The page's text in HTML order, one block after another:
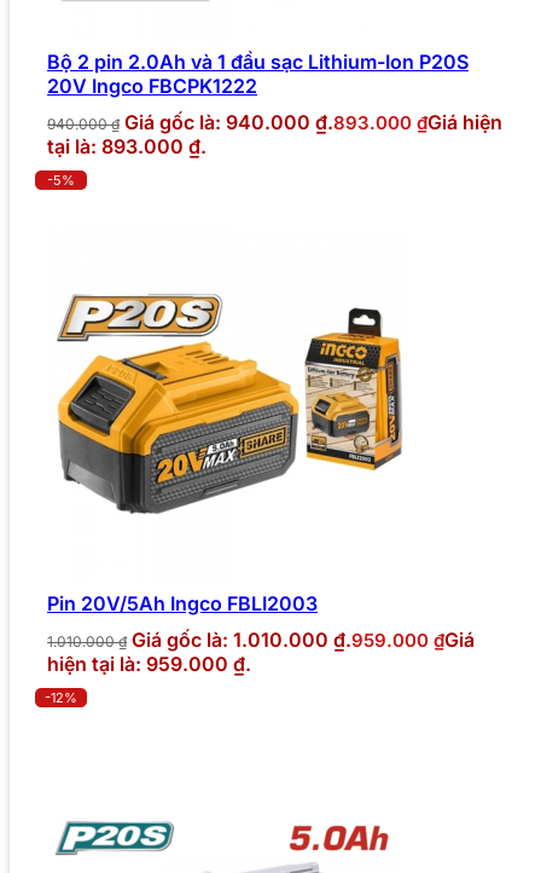
Bộ 2 pin 2.0Ah và 1 đầu sạc Lithium-Ion P20S
20V Ingco FBCPK1222
940.000₫ Giá gốc là: 940.000 ₫.893.000 ₫Giá hiện
tại là: 893.000 ₫.
-5%
Pin 20V/5Ah Ingco FBLI2003
1.010.000₫ Giá gốc là: 1.010.000 ₫.959.000 ₫Giá
hiện tại là: 959.000 ₫.
-12%